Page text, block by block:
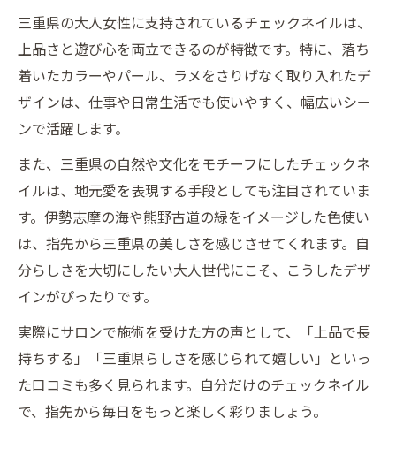
三重県の大人女性に支持されているチェックネイルは、
上品さと遊び心を両立できるのが特徴です。特に、落ち
着いたカラーやパール、ラメをさりげなく取り入れたデ
ザインは、仕事や日常生活でも使いやすく、幅広いシー
ンで活躍します。
また、三重県の自然や文化をモチーフにしたチェックネ
イルは、地元愛を表現する手段としても注目されていま
す。伊勢志摩の海や熊野古道の緑をイメージした色使い
は、指先から三重県の美しさを感じさせてくれます。自
分らしさを大切にしたい大人世代にこそ、こうしたデザ
インがぴったりです。
実際にサロンで施術を受けた方の声として、「上品で長
持ちする」「三重県らしさを感じられて嬉しい」といっ
た口コミも多く見られます。自分だけのチェックネイル
で、指先から毎日をもっと楽しく彩りましょう。